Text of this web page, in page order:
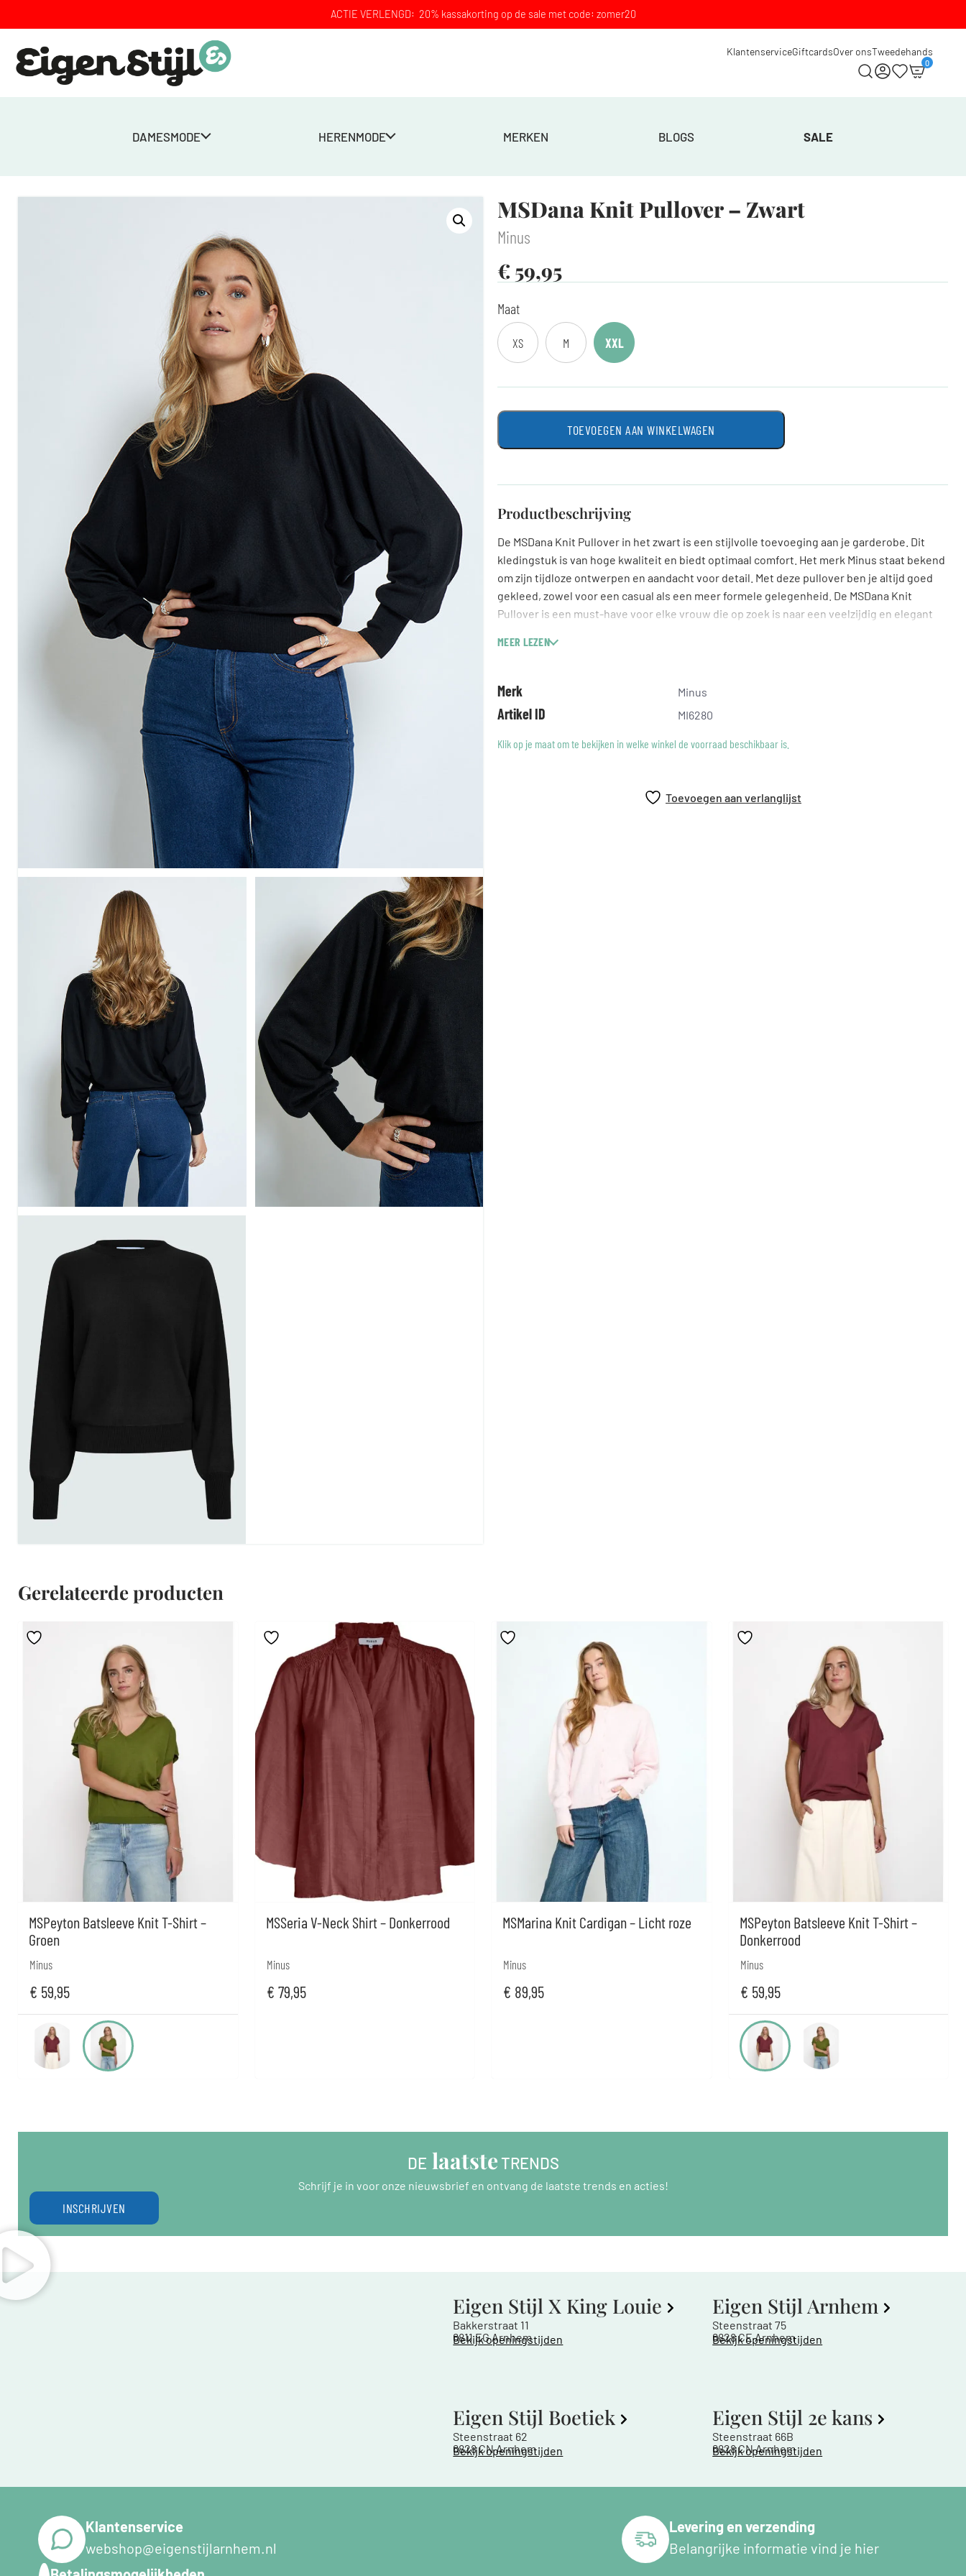
ACTIE VERLENGD: 20% kassakorting op de sale met code: zomer20
KlantenserviceGiftcardsOver onsTweedehands
0
DAMESMODE HERENMODE MERKEN BLOGS SALE
MSDana Knit Pullover – Zwart
Minus
€ 59,95
Maat
XS M XXL
TOEVOEGEN AAN WINKELWAGEN
Productbeschrijving
De MSDana Knit Pullover in het zwart is een stijlvolle toevoeging aan je garderobe. Dit
kledingstuk is van hoge kwaliteit en biedt optimaal comfort. Het merk Minus staat bekend
om zijn tijdloze ontwerpen en aandacht voor detail. Met deze pullover ben je altijd goed
gekleed, zowel voor een casual als een meer formele gelegenheid. De MSDana Knit
Pullover is een must-have voor elke vrouw die op zoek is naar een veelzijdig en elegant
MEER LEZEN
Merk Minus
Artikel ID MI6280
Klik op je maat om te bekijken in welke winkel de voorraad beschikbaar is.
Toevoegen aan verlanglijst
Gerelateerde producten
MSPeyton Batsleeve Knit T-Shirt –
Groen
Minus
€ 59,95
MSSeria V-Neck Shirt – Donkerrood
Minus
€ 79,95
MSMarina Knit Cardigan – Licht roze
Minus
€ 89,95
MSPeyton Batsleeve Knit T-Shirt –
Donkerrood
Minus
€ 59,95
DE laatste TRENDS
Schrijf je in voor onze nieuwsbrief en ontvang de laatste trends en acties!
INSCHRIJVEN
Eigen Stijl X King Louie
Bakkerstraat 11
6811 EG Arnhem
Bekijk openingstijden
Eigen Stijl Arnhem
Steenstraat 75
6828 CE Arnhem
Bekijk openingstijden
Eigen Stijl Boetiek
Steenstraat 62
6828 CN Arnhem
Bekijk openingstijden
Eigen Stijl 2e kans
Steenstraat 66B
6828 CN Arnhem
Bekijk openingstijden
Klantenservice
webshop@eigenstijlarnhem.nl
Levering en verzending
Belangrijke informatie vind je hier